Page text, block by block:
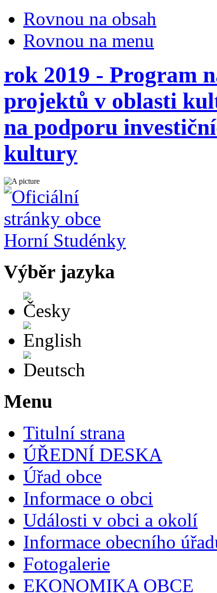
Rovnou na obsah
Rovnou na menu
rok 2019 - Program
projektů v oblasti
na podporu
kultury
Výběr jazyka
Menu
Titulní strana
ÚŘEDNÍ DESKA
Úřad obce
Informace o obci
Události v obci a okolí
Informace obecního
Fotogalerie
EKONOMIKA OBCE